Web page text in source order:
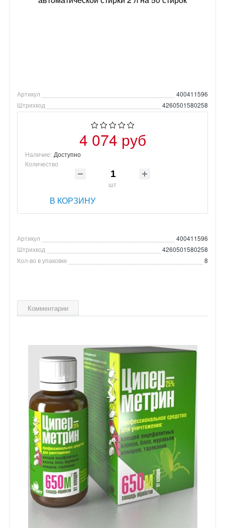
Артикул
400411596
Штрихкод
4260501580258
4 074 руб
Наличие: Доступно
Количество
шт
В КОРЗИНУ
Артикул
400411596
Штрихкод
4260501580258
Кол-во в упаковке
8
Комментарии